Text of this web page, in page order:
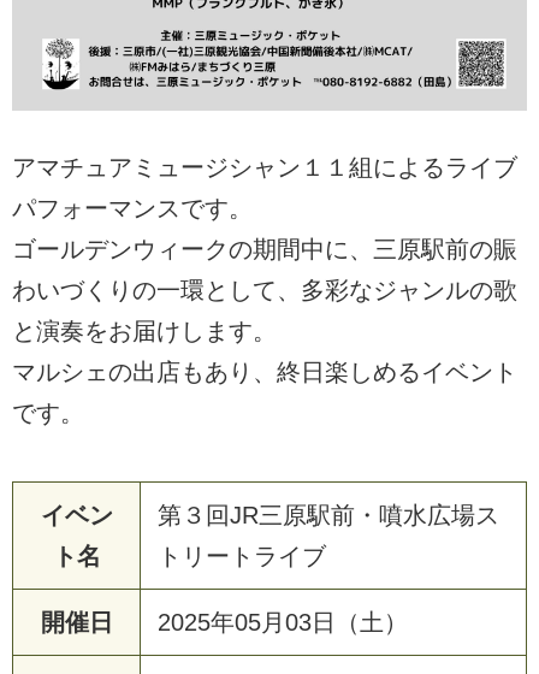
アマチュアミュージシャン１１組によるライブ
パフォーマンスです。
ゴールデンウィークの期間中に、三原駅前の賑
わいづくりの一環として、多彩なジャンルの歌
と演奏をお届けします。
マルシェの出店もあり、終日楽しめるイベント
です。
イベン
ト名
第３回JR三原駅前・噴水広場ス
トリートライブ
開催日 2025年05月03日（土）